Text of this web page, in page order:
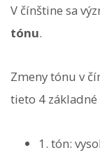
V čínštine sa
tónu.
Zmeny tónu v
tieto 4
1. tón: